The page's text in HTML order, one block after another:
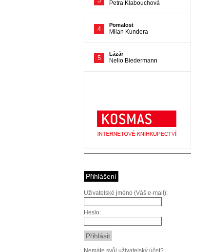
Přihlášení
Uživatelské jméno (Váš e-mail):
Heslo:
Nemáte svůj uživatelský účet?